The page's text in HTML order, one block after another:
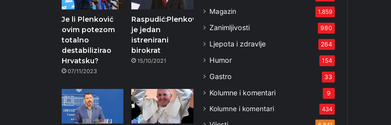
Je li Plenković
ovim potezom
totalno
destabilizirao
Hrvatsku?
07/11/2023
Raspudić:Plenković
je jedan
istrenirani
birokrat
15/10/2021
Magazin 1.859
Zanimljivosti 980
Ljepota i zdravlje 264
Humor 154
Gastro 33
Kolumne i komentari 9
Kolumne i komentari 434